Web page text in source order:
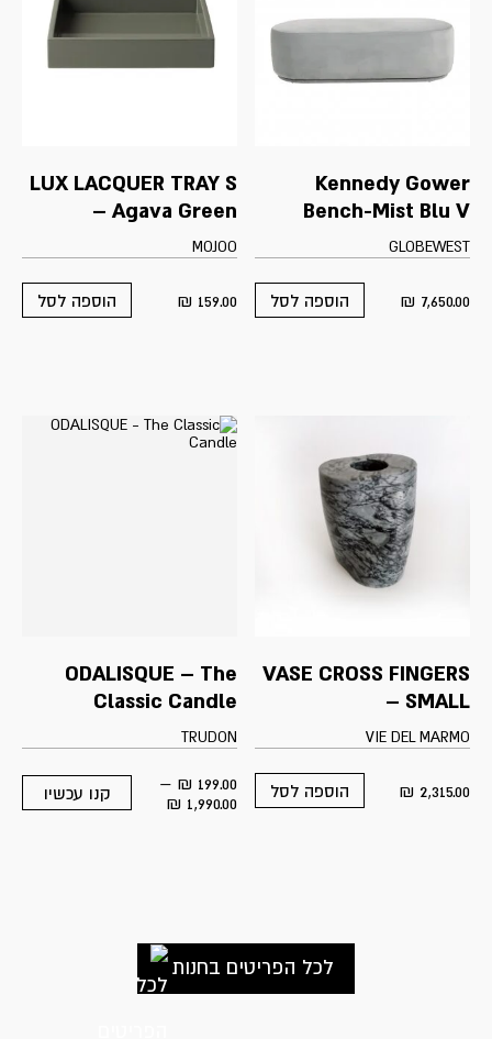
Kennedy Gower
Bench-Mist Blu V
GLOBEWEST
7,650.00
₪ הוספה לסל
LUX LACQUER TRAY S
– Agava Green
MOJOO
159.00
₪ הוספה לסל
VASE CROSS FINGERS
– SMALL
VIE DEL MARMO
2,315.00
₪ הוספה לסל
ODALISQUE – The
Classic Candle
TRUDON
199.00
₪
–
1,990.00
₪ קנו עכשיו
This
may
be
chosen
on
לכל הפריטים בחנות